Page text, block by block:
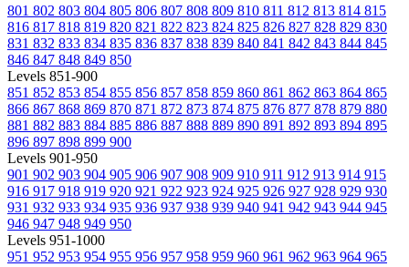
801 802 803 804 805 806 807 808 809 810 811 812 813 814 815
816 817 818 819 820 821 822 823 824 825 826 827 828 829 830
831 832 833 834 835 836 837 838 839 840 841 842 843 844 845
846 847 848 849 850
Levels 851-900
851 852 853 854 855 856 857 858 859 860 861 862 863 864 865
866 867 868 869 870 871 872 873 874 875 876 877 878 879 880
881 882 883 884 885 886 887 888 889 890 891 892 893 894 895
896 897 898 899 900
Levels 901-950
901 902 903 904 905 906 907 908 909 910 911 912 913 914 915
916 917 918 919 920 921 922 923 924 925 926 927 928 929 930
931 932 933 934 935 936 937 938 939 940 941 942 943 944 945
946 947 948 949 950
Levels 951-1000
951 952 953 954 955 956 957 958 959 960 961 962 963 964 965